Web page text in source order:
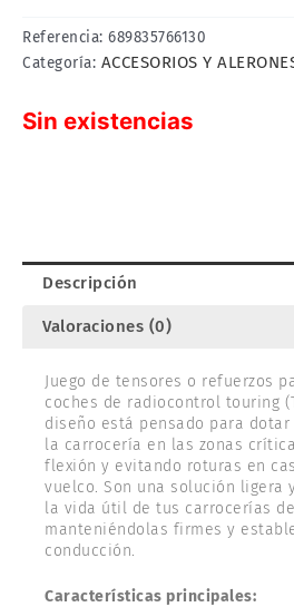
Referencia: 689835766130
Categoría: ACCESORIOS Y
Sin existencias
Descripción
Valoraciones (0)
Juego de tensores o refuerzos
coches de radiocontrol touring
diseño está pensado para
la carrocería en las zonas
flexión y evitando roturas en
vuelco. Son una solución ligera
la vida útil de tus carrocerías
manteniéndolas firmes y
conducción.
Características principales: